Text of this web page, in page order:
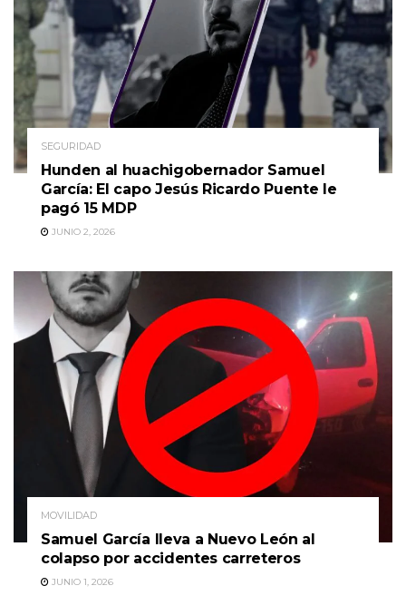
SEGURIDAD
Hunden al huachigobernador Samuel
García: El capo Jesús Ricardo Puente le
pagó 15 MDP
JUNIO 2, 2026
MOVILIDAD
Samuel García lleva a Nuevo León al
colapso por accidentes carreteros
JUNIO 1, 2026